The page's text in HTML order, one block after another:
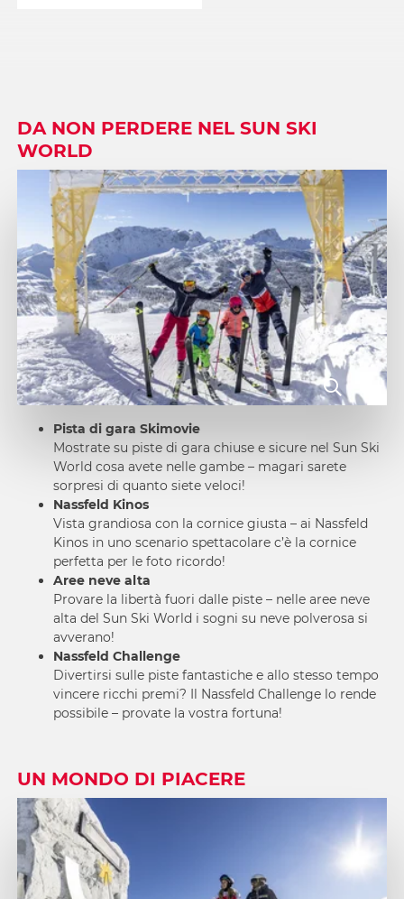
DA NON PERDERE NEL SUN SKI
WORLD
Pista di gara Skimovie
Mostrate su piste di gara chiuse e sicure nel Sun Ski
World cosa avete nelle gambe – magari sarete
sorpresi di quanto siete veloci!
Nassfeld Kinos
Vista grandiosa con la cornice giusta – ai Nassfeld
Kinos in uno scenario spettacolare c’è la cornice
perfetta per le foto ricordo!
Aree neve alta
Provare la libertà fuori dalle piste – nelle aree neve
alta del Sun Ski World i sogni su neve polverosa si
avverano!
Nassfeld Challenge
Divertirsi sulle piste fantastiche e allo stesso tempo
vincere ricchi premi? Il Nassfeld Challenge lo rende
possibile – provate la vostra fortuna!
UN MONDO DI PIACERE